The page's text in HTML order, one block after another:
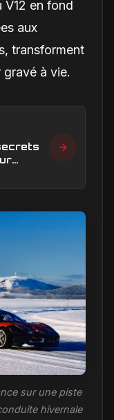
V12 en fond
aux
transforment
gravé à vie.
sur une piste
hivernale